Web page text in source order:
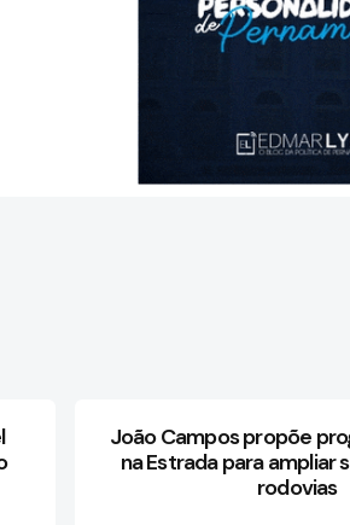
João Campos propõe
na Estrada para ampliar
rodovias